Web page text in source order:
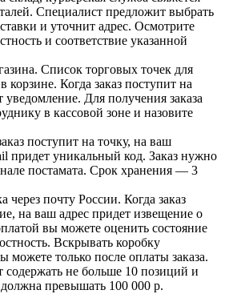
Специалист предложит выбрать
и уточнит адрес. Осмотрите
и соответствие указанной
Список торговых точек для
корзине. Когда заказ поступит на
уведомление. Для получения заказа
в кассовой зоне и назовите
поступит на точку, на ваш
придет уникальный код. Заказ нужно
постамата. Срок хранения — 3
через почту России. Когда заказ
на ваш адрес придет извещение о
вы можете оценить состояние
Вскрывать коробку
можете только после оплаты заказа.
содержать не больше 10 позиций и
должна превышать 100 000 р.